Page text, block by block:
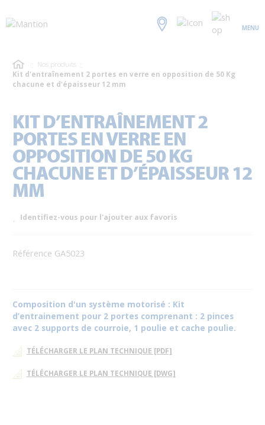
MENU
Nos produits
Kit d'entraînement 2 portes en verre en opposition de 50 Kg
chacune et d'épaisseur 12 mm
KIT D’ENTRAÎNEMENT 2
PORTES EN VERRE EN
OPPOSITION DE 50 KG
CHACUNE ET D’ÉPAISSEUR 12
MM
Identifiez-vous pour l'ajouter aux favoris
Référence GA5023
Composition d'un système motorisé : Kit
d’entrainement pour 2 portes comprenant : 2 pinces
avec 2 supports de courroie, 1 poulie et cache poulie.
TÉLÉCHARGER LE PLAN TECHNIQUE [PDF]
TÉLÉCHARGER LE PLAN TECHNIQUE [DWG]